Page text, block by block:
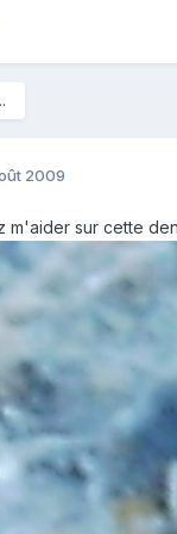
2009
m'aider sur cette